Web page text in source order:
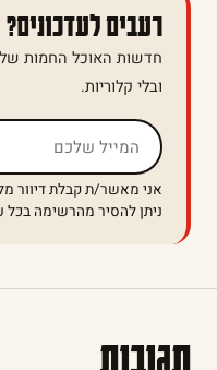
רעבים לעדכונים?
חדשות האוכל החמות
ובלי קלוריות.
אל תמלאו שדה זה
אני מאשר/ת קבלת דיוור
ניתן להסיר מהרשימה בכל
תגובות